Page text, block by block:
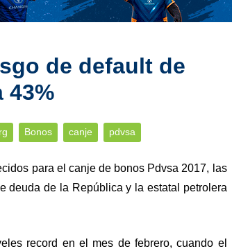
de default de
43%
Bonos canje pdvsa
para el canje de bonos Pdvsa 2017, las
deuda de la República y la estatal petrolera
record en el mes de febrero, cuando el